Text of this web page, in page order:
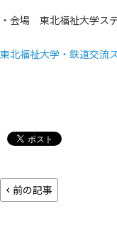
・会場 東北福祉大学ス
東北福祉大学・鉄道交流
前の記事